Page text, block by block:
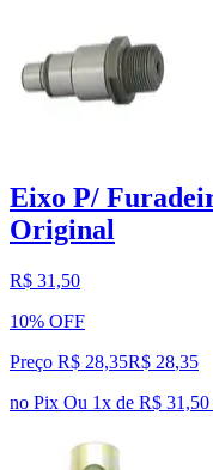
Eixo P/
Original
R$ 31,50
10% OFF
Preço R$ 28,35R$ 28,35
no Pix Ou 1x de R$ 31,50